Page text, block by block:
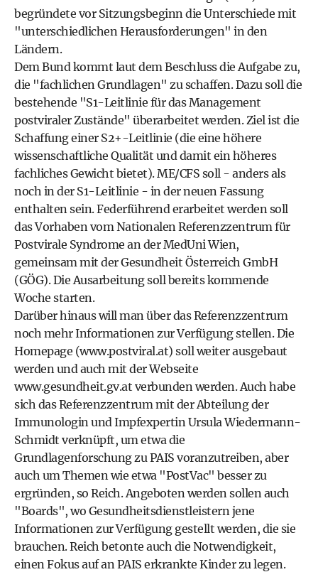
begründete vor Sitzungsbeginn die Unterschiede mit
"unterschiedlichen Herausforderungen" in den
Ländern.
Dem Bund kommt laut dem Beschluss die Aufgabe zu,
die "fachlichen Grundlagen" zu schaffen. Dazu soll die
bestehende "S1-Leitlinie für das Management
postviraler Zustände" überarbeitet werden. Ziel ist die
Schaffung einer S2+-Leitlinie (die eine höhere
wissenschaftliche Qualität und damit ein höheres
fachliches Gewicht bietet). ME/CFS soll - anders als
noch in der S1-Leitlinie - in der neuen Fassung
enthalten sein. Federführend erarbeitet werden soll
das Vorhaben vom Nationalen Referenzzentrum für
Postvirale Syndrome an der MedUni Wien,
gemeinsam mit der Gesundheit Österreich GmbH
(GÖG). Die Ausarbeitung soll bereits kommende
Woche starten.
Darüber hinaus will man über das Referenzzentrum
noch mehr Informationen zur Verfügung stellen. Die
Homepage (www.postviral.at) soll weiter ausgebaut
werden und auch mit der Webseite
www.gesundheit.gv.at verbunden werden. Auch habe
sich das Referenzzentrum mit der Abteilung der
Immunologin und Impfexpertin Ursula Wiedermann-
Schmidt verknüpft, um etwa die
Grundlagenforschung zu PAIS voranzutreiben, aber
auch um Themen wie etwa "PostVac" besser zu
ergründen, so Reich. Angeboten werden sollen auch
"Boards", wo Gesundheitsdienstleistern jene
Informationen zur Verfügung gestellt werden, die sie
brauchen. Reich betonte auch die Notwendigkeit,
einen Fokus auf an PAIS erkrankte Kinder zu legen.